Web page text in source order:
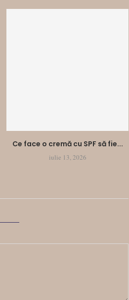
Ce face o cremă cu SPF să fie...
iulie 13, 2026